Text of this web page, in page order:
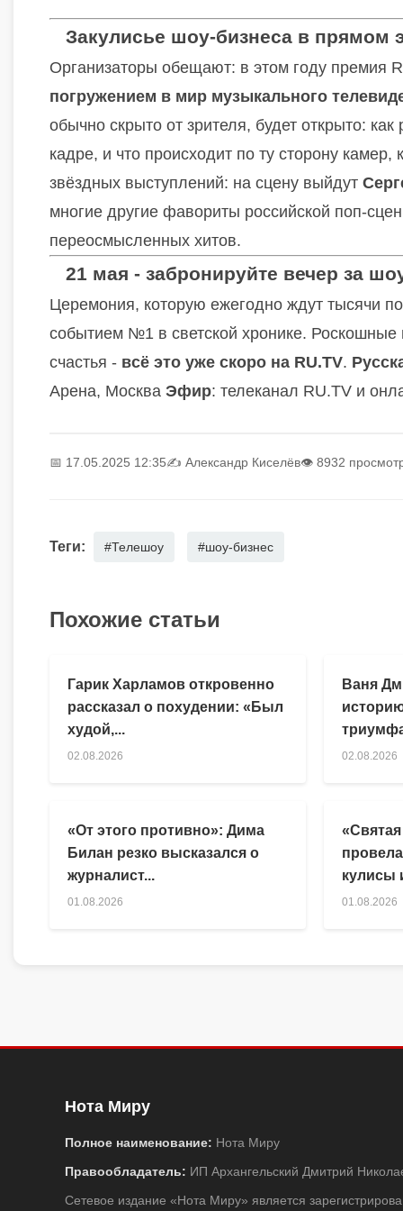
Закулисье шоу-бизнеса в прямом
Организаторы обещают: в этом году премия
погружением в мир музыкального
обычно скрыто от зрителя, будет открыто:
кадре, и что происходит по ту сторону
звёздных выступлений: на сцену выйдут
многие другие фавориты российской поп-
переосмысленных хитов.
21 мая - забронируйте вечер за
Церемония, которую ежегодно ждут тысячи
событием №1 в светской хронике.
счастья - всё это уже скоро на RU.TV.
Арена, Москва Эфир: телеканал RU.TV и
📅 17.05.2025 12:35✍️ Александр Киселёв👁 8932
Теги: #Телешоу #шоу-бизнес
Похожие статьи
Гарик Харламов откровенно
рассказал о похудении: «Был
худой,...
02.08.2026
Ваня
02.08.2026
«От этого противно»: Дима
Билан резко высказался о
журналист...
01.08.2026
кулисы
01.08.2026
Нота Миру
Полное наименование: Нота Миру
Правообладатель: ИП Архангельский Дмитрий
Сетевое издание «Нота Миру» является